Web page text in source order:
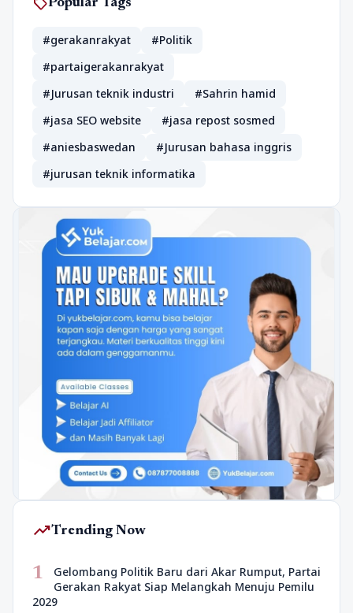
Popular Tags
#gerakanrakyat
#Politik
#partaigerakanrakyat
#Jurusan teknik industri
#Sahrin hamid
#jasa SEO website
#jasa repost sosmed
#aniesbaswedan
#Jurusan bahasa inggris
#jurusan teknik informatika
trending_upTrending Now
1
Gelombang Politik Baru dari Akar Rumput, Partai
Gerakan Rakyat Siap Melangkah Menuju Pemilu
2029